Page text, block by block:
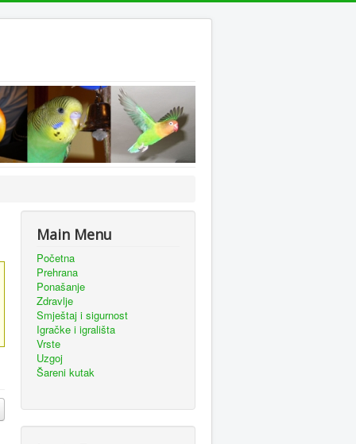
Main Menu
Početna
Prehrana
Ponašanje
Zdravlje
Smještaj i sigurnost
Igračke i igrališta
Vrste
Uzgoj
Šareni kutak